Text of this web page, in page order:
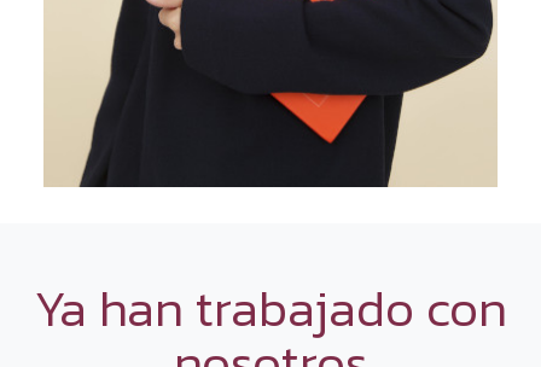
Ya han trabajado con